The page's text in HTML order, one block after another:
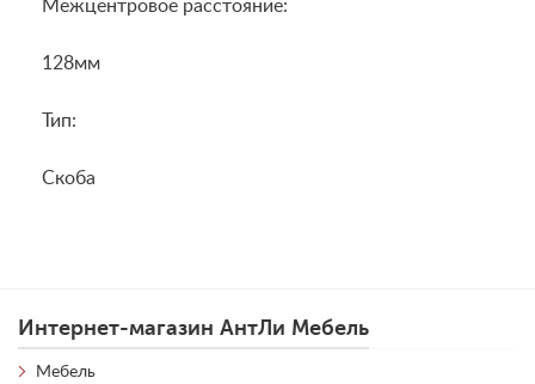
Межцентровое расстояние:
128мм
Тип:
Скоба
Интернет-магазин АнтЛи Мебель
Мебель